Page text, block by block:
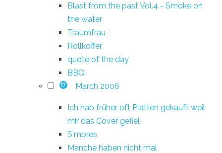
Blast from the past Vol.4 - Smoke on
the water
Traumfrau
Rollkoffer
quote of the day
BBQ
17 March 2006
Ich hab früher oft Platten gekauft weil
mir das Cover gefiel
S'mores
Manche haben nicht mal